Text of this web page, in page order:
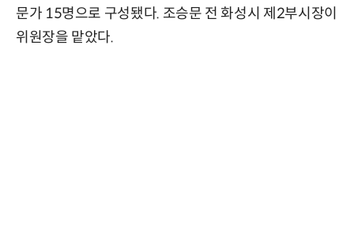
문가 15명으로 구성됐다. 조승문 전 화성시 제2부시장이
위원장을 맡았다.